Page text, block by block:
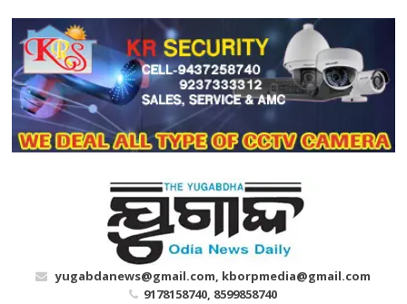
content
yugabdanews@gmail.com, kborpmedia@gmail.com
9178158740, 8599858740